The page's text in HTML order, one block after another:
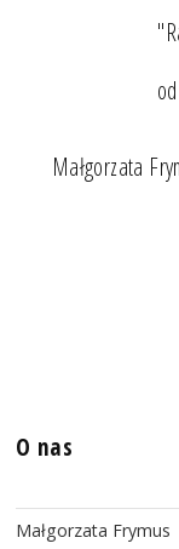
Małgorzata
O nas
Małgorzata Frymus